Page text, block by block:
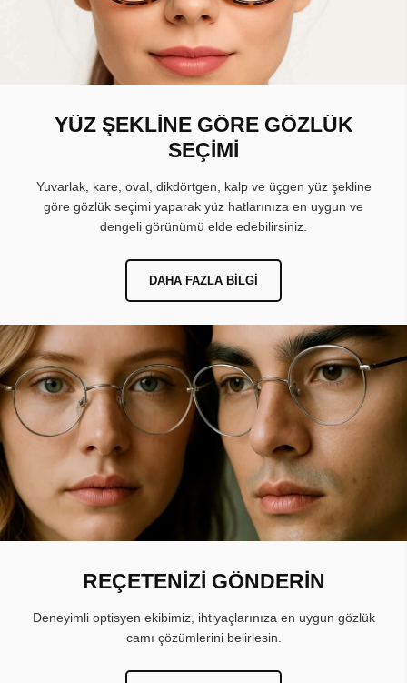
YÜZ ŞEKLİNE GÖRE GÖZLÜK
SEÇİMİ
Yuvarlak, kare, oval, dikdörtgen, kalp ve üçgen yüz şekline
göre gözlük seçimi yaparak yüz hatlarınıza en uygun ve
dengeli görünümü elde edebilirsiniz.
DAHA FAZLA BILGI
REÇETENİZİ GÖNDERİN
Deneyimli optisyen ekibimiz, ihtiyaçlarınıza en uygun gözlük
camı çözümlerini belirlesin.